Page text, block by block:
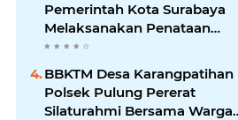
Pemerintah Kota Surabaya
Melaksanakan Penataan
Jaringan Di Area Kota Lama
BBKTM Desa Karangpatihan
Polsek Pulung Pererat
Silaturahmi Bersama Warga